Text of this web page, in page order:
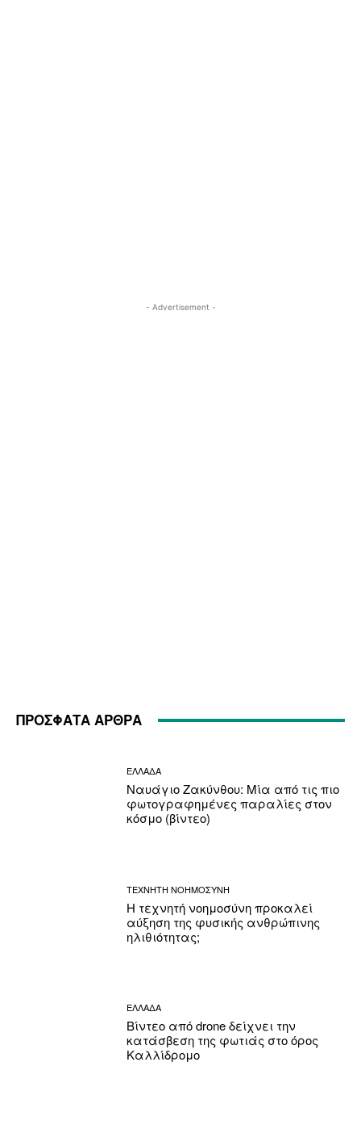
- Advertisement -
ΠΡΟΣΦΑΤΑ ΑΡΘΡΑ
ΕΛΛΑΔΑ
Ναυάγιο Ζακύνθου: Μία από τις πιο
φωτογραφημένες παραλίες στον
κόσμο (βίντεο)
ΤΕΧΝΗΤΗ ΝΟΗΜΟΣΥΝΗ
Η τεχνητή νοημοσύνη προκαλεί
αύξηση της φυσικής ανθρώπινης
ηλιθιότητας;
ΕΛΛΑΔΑ
Βίντεο από drone δείχνει την
κατάσβεση της φωτιάς στο όρος
Καλλίδρομο